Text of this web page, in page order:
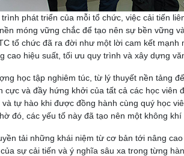
trình phát triển của mỗi tổ chức, việc cải tiến
móng vững chắc để tạo nên sự bền vững
tổ chức đã ra đời như một lời cam kết
cao hiệu suất, tối ưu quy trình và xây dựng
học tập nghiêm túc, từ lý thuyết nền tảng
cực và đầy hứng khởi của tất cả các học viên
tự hào khi được đồng hành cùng quý học
đó, các yếu tố này đã tạo nên một không
tải những khái niệm từ cơ bản tới nâng
sự cải tiến và ý nghĩa sâu xa trong từng